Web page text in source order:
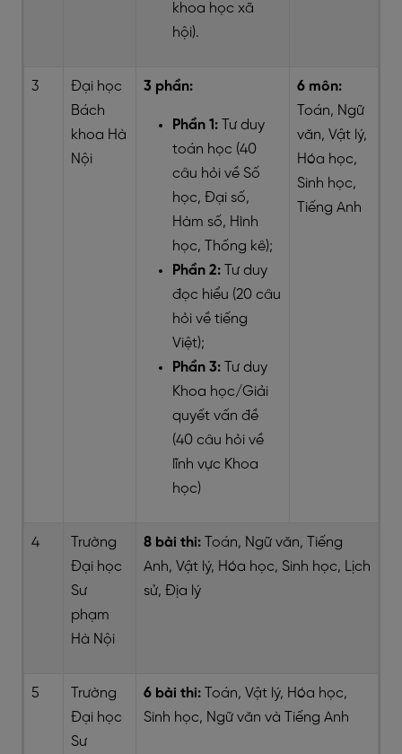
khoa học xã
hội).
3
Đại học
Bách
khoa Hà
Nội
3 phần:
Phần 1:
Tư duy
toán học (40
câu hỏi về Số
học, Đại số,
Hàm số, Hình
học, Thống kê);
Phần 2: Tư duy
đọc hiểu (20 câu
hỏi về tiếng
Việt);
Phần 3:
Tư duy
Khoa học/Giải
quyết vấn đề
(40 câu hỏi về
lĩnh vực Khoa
học)
6 môn:
Toán, Ngữ
văn, Vật lý,
Hóa học,
Sinh học,
Tiếng Anh
4
Trường
Đại học
Sư
phạm
Hà Nội
8 bài thi: Toán, Ngữ văn, Tiếng
Anh, Vật lý, Hóa học, Sinh học, Lịch
sử, Địa lý
5
Trường
Đại học
Sư
6 bài thi: Toán, Vật lý, Hóa học,
Sinh học, Ngữ văn và Tiếng Anh